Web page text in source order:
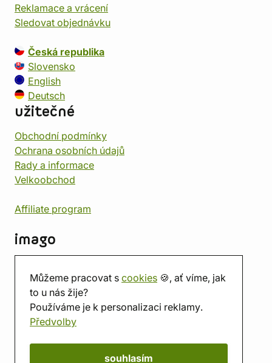
Můžeme pracovat s cookies 🍪, ať víme, jak
to u nás žije?
Používáme je k personalizaci reklamy.
Předvolby
souhlasím
Reklamace a vrácení
Sledovat objednávku
Česká republika
Slovensko
English
Deutsch
užitečné
Obchodní podmínky
Ochrana osobních údajů
Rady a informace
Velkoobchod
Affiliate program
imago
Prodejna
Herna
O nás
Hodnocení obchodu